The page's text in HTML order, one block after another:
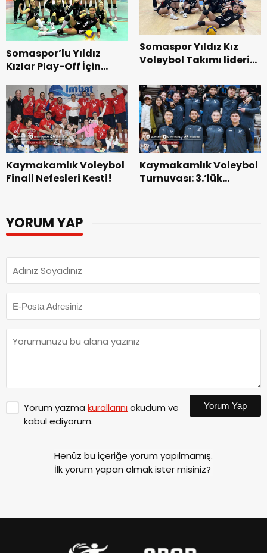
Somaspor’lu Yıldız
Kızlar Play-Off İçin
Verecek!
Somaspor Yıldız Kız
Voleybol Takımı lideri
Kaymakamlık Voleybol
Finali Nefesleri Kesti!
Kaymakamlık Voleybol
Turnuvası: 3.’lük
YORUM YAP
Yorum yazma kurallarınıokudum ve
kabul ediyorum.
Yorum Yap
Henüz bu içeriğe yorum yapılmamış.
İlk yorum yapan olmak ister misiniz?